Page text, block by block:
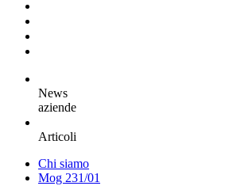
News
aziende
Articoli
Chi siamo
Mog 231/01